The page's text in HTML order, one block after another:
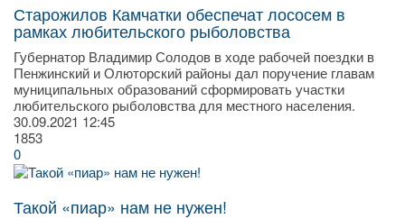
Старожилов Камчатки обеспечат лососем в
рамках любительского рыболовства
Губернатор Владимир Солодов в ходе рабочей поездки в
Пенжинский и Олюторский районы дал поручение главам
муниципальных образований сформировать участки
любительского рыболовства для местного населения.
30.09.2021 12:45
1853
0
Такой «пиар» нам не нужен!